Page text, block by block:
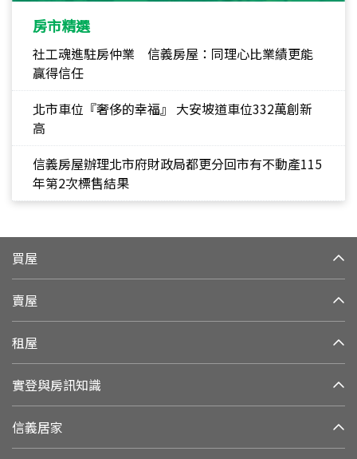
房市精選
社工魂進駐房仲業 信義房屋：同理心比業績更能
贏得信任
北市車位『奢侈的幸福』 大安坡道車位332萬創新
高
信義房屋辦理北市府財政局都更分回市有不動產115
年第2次標售結果
買屋
賣屋
租屋
實登與房訊知識
信義居家